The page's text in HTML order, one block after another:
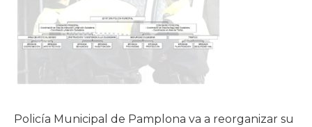
Policía Municipal de Pamplona va a reorganizar su